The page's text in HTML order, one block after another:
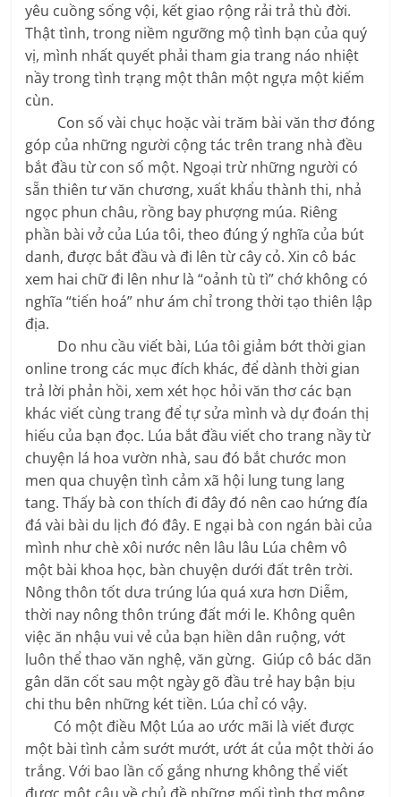
yêu cuồng sống vội, kết giao rộng rải trả thù đời.
Thật tình, trong niềm ngưỡng mộ tình bạn của quý
vị, mình nhất quyết phải tham gia trang náo nhiệt
nầy trong tình trạng một thân một ngựa một kiếm
cùn.
Con số vài chục hoặc vài trăm bài văn thơ đóng
góp của những người cộng tác trên trang nhà đều
bắt đầu từ con số một. Ngoại trừ những người có
sẵn thiên tư văn chương, xuất khẩu thành thi, nhả
ngọc phun châu, rồng bay phượng múa. Riêng
phần bài vở của Lúa tôi, theo đúng ý nghĩa của bút
danh, được bắt đầu và đi lên từ cây cỏ. Xin cô bác
xem hai chữ đi lên như là “oảnh tù tì” chớ không có
nghĩa “tiến hoá” như ám chỉ trong thời tạo thiên lập
địa.
Do nhu cầu viết bài, Lúa tôi giảm bớt thời gian
online trong các mục đích khác, để dành thời gian
trả lời phản hồi, xem xét học hỏi văn thơ các bạn
khác viết cùng trang để tự sửa mình và dự đoán thị
hiếu của bạn đọc. Lúa bắt đầu viết cho trang nầy từ
chuyện lá hoa vườn nhà, sau đó bắt chước mon
men qua chuyện tình cảm xã hội lung tung lang
tang. Thấy bà con thích đi đây đó nên cao hứng đía
đá vài bài du lịch đó đây. E ngại bà con ngán bài của
mình như chè xôi nước nên lâu lâu Lúa chêm vô
một bài khoa học, bàn chuyện dưới đất trên trời.
Nông thôn tốt dưa trúng lúa quá xưa hơn Diễm,
thời nay nông thôn trúng đất mới le. Không quên
việc ăn nhậu vui vẻ của bạn hiền dân ruộng, vớt
luôn thể thao văn nghệ, văn gừng. Giúp cô bác dãn
gân dãn cốt sau một ngày gõ đầu trẻ hay bận bịu
chi thu bên những két tiền. Lúa chỉ có vậy.
Có một điều Một Lúa ao ước mãi là viết được
một bài tình cảm sướt mướt, ướt át của một thời áo
trắng. Với bao lần cố gắng nhưng không thể viết